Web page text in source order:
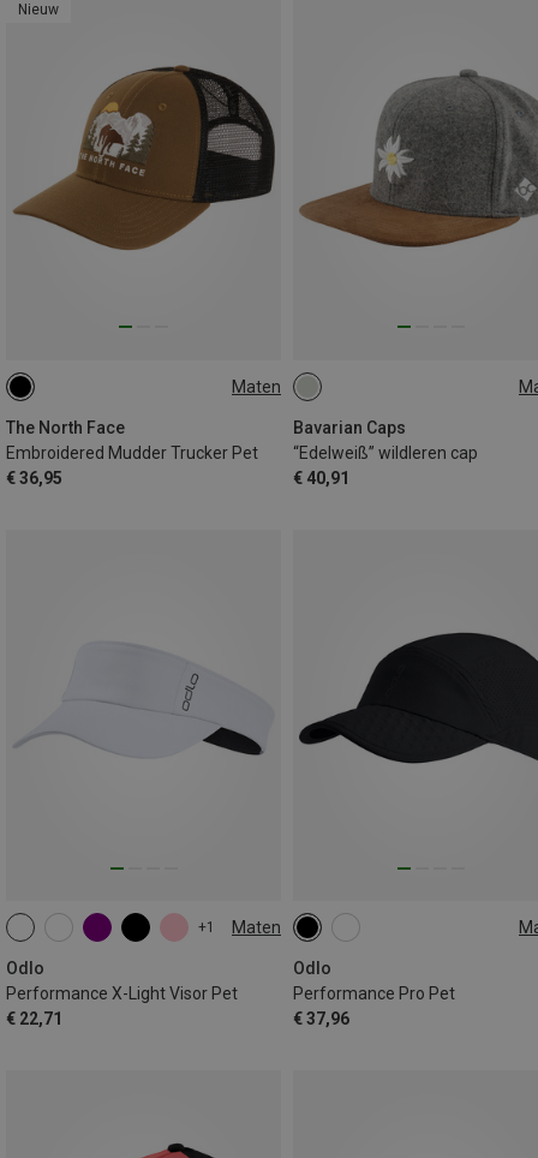
Nieuw
Maten
The North Face
Embroidered Mudder Trucker Pet
€ 36,95
ONE SIZE
Bavarian Caps
“Edelweiß” wildleren cap
€ 40,91
ONE SIZE
+1 Maten
Odlo
Performance X-Light Visor Pet
€ 22,71
L|XL M|S
Odlo
Performance Pro Pet
€ 37,96
L|XL